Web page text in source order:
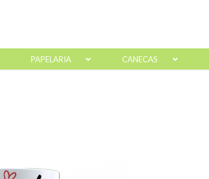
PAPELARIA CANECAS